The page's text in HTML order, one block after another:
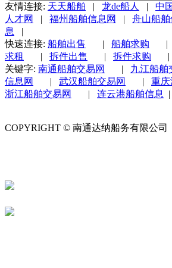
友情连接: 天天船舶 | 龙de船人 | 中
人才网
| 福州船舶信息网 | 舟山船舶
息
|
快速连接: 船舶出售 | 船舶求购 |
求租
| 拆件出售 | 拆件求购 |
关键字: 南通船舶交易网 | 九江船舶
信息网
| 武汉船舶交易网 | 重庆
浙江船舶交易网
| 连云港船舶信息 |
COPYRIGHT © 南通达纳船务有限